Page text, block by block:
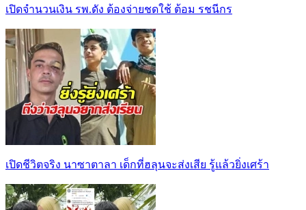
เปิดจำนวนเงิน รพ.ดัง ต้องจ่ายชดใช้ ต้อม รชนีกร
เปิดชีวิตจริง นาซาตาลา เด็กที่ฮลุนจะส่งเสีย รู้แล้วยิ่งเศร้า